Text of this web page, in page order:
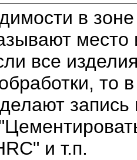
в
место
все
то в
запись
и т.п.